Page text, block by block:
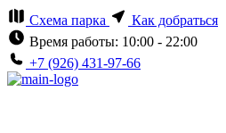
Схема парка
Как добраться
Время работы: 10:00 - 22:00
+7 (926) 431-97-66